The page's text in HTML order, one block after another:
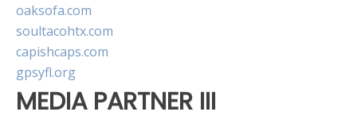
oaksofa.com
soultacohtx.com
capishcaps.com
gpsyfl.org
MEDIA PARTNER III